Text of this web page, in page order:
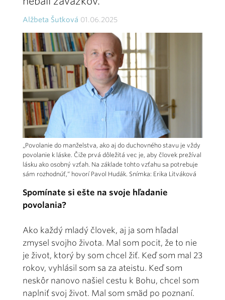
Alžbeta Šutková 01.06.2025
„Povolanie do manželstva, ako aj do duchovného stavu je vždy
povolanie k láske. Čiže prvá dôležitá vec je, aby človek prežíval
lásku ako osobný vzťah. Na základe tohto vzťahu sa potrebuje
sám rozhodnúť,“ hovorí Pavol Hudák. Snímka: Erika Litváková
Spomínate si ešte na svoje hľadanie
povolania?
Ako každý mladý človek, aj ja som hľadal
zmysel svojho života. Mal som pocit, že to nie
je život, ktorý by som chcel žiť. Keď som mal 23
rokov, vyhlásil som sa za ateistu. Keď som
neskôr nanovo našiel cestu k Bohu, chcel som
naplniť svoj život. Mal som smäd po poznaní.